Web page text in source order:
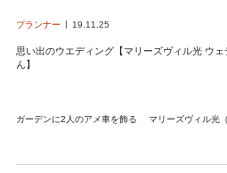
プランナー 19.11.25
思い出のウエディング【マリーズヴィル光 ウ
ん】
ガーデンに2人のアメ車を飾る マリーズヴィル光